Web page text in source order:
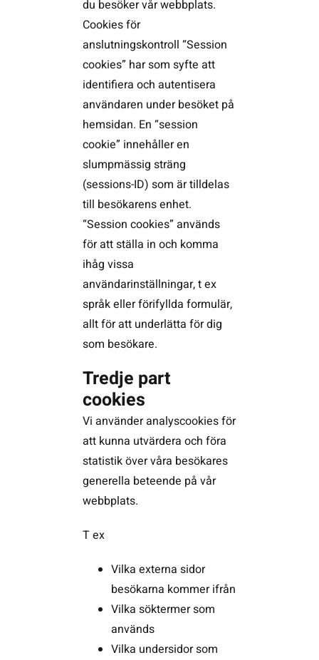
du besöker vår webbplats.
Cookies för
anslutningskontroll “Session
cookies” har som syfte att
identifiera och autentisera
användaren under besöket på
hemsidan. En “session
cookie” innehåller en
slumpmässig sträng
(sessions-ID) som är tilldelas
till besökarens enhet.
“Session cookies” används
för att ställa in och komma
ihåg vissa
användarinställningar, t ex
språk eller förifyllda formulär,
allt för att underlätta för dig
som besökare.
Tredje part
cookies
Vi använder analyscookies för
att kunna utvärdera och föra
statistik över våra besökares
generella beteende på vår
webbplats.
T ex
Vilka externa sidor
besökarna kommer ifrån
Vilka söktermer som
används
Vilka undersidor som